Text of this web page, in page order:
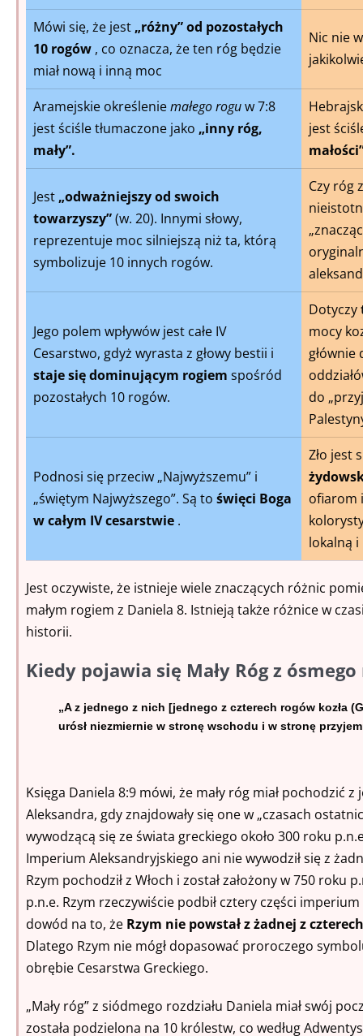
Mówi się, że jest „różny” od pozostałych
10 rogów, co oznacza, że ten róg będzie
miał nową i inną moc
Nic nie
Aramejskie określeniemałego roguw 7:8
jest ściśle tłumaczone jako „inny róg,
mały”.
jest
Jest „odważniejszy od swoich
towarzyszy”(w. 20). Innymi słowy,
reprezentuje moc silniejszą niż ta, którą
symbolizuje 10 innych rogów.
Czy róg
Jego polem wpływów jest całe IV
Cesarstwo, gdyż wyrasta z głowy bestii i
staje się dominującym rogiem spośród
pozostałych 10 rogów.
Dotyczy
mocy
do
Podnosi się przeciw „Najwyższemu” i
„świętym Najwyższego”. Są to święci Boga
w całym IV cesarstwie.
Zło jest
ofiarom
lokalną i
Jest oczywiste, że istnieje wiele znaczących różnic
małym rogiem z Daniela 8. Istnieją także różnice w
historii.
Kiedy pojawia się Mały Róg z
„A z jednego z nich [jednego z czterech rogów kozła
urósł niezmiernie w stronę wschodu i w stronę
Księga Daniela 8:9 mówi, że mały róg miał pochodzić
Aleksandra, gdy znajdowały się one w „czasach
wywodzącą się ze świata greckiego około 300 roku
Imperium Aleksandryjskiego ani nie wywodził się z
Rzym pochodził z Włoch i został założony w 750 roku
p.n.e. Rzym rzeczywiście podbił cztery części
dowód na to, że Rzym nie powstał z żadnej z
Dlatego Rzym nie mógł dopasować proroczego
obrębie Cesarstwa Greckiego.
„Mały róg” z siódmego rozdziału Daniela miał swój
została podzielona na 10 królestw, co według